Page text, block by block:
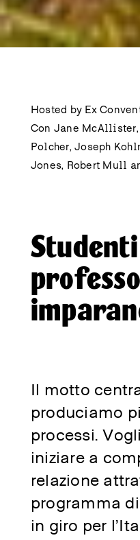
Hosted by Ex
Con Jane
Polcher, Joseph
Jones, Robert Mull
Il motto
produciamo
processi.
iniziare a
relazione
programma
in giro per